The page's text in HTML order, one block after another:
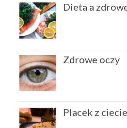
Dieta a
Zdrowe oczy
Placek z